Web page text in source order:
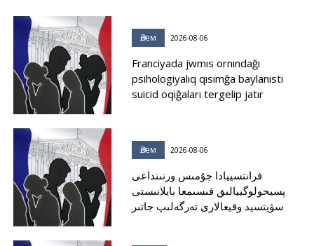
Әлем 2026-08-06
Franciyada jwmıs ornındağı
psihologiyalıq qısımğa baylanıstı
suicid oqiğaları tergelip jatır
Әлем 2026-08-06
فرانتسييادا جۇمىس ورنىنداعى
پسيحولوگييالىق قىسىمعا بايلانىستى
سۋيتسيد وقيعالارى تەرگەلىپ جاتىر